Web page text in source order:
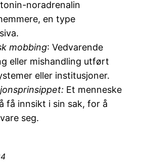
noradrenalin
en type
mobbing: Vedvarende
eller mishandling utført
eller institusjoner.
Et menneske
få innsikt i sin sak, for å
seg.